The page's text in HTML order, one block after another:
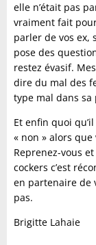
elle n’était pas
vraiment fait
parler de vos ex,
pose des
restez évasif.
dire du mal des
type mal dans
Et enfin quoi
« non » alors
Reprenez-vous
cockers c’est
en partenaire de
pas.
Brigitte Lahaie